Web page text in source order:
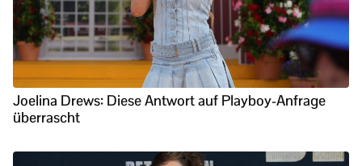
Joelina Drews: Diese Antwort auf Playboy-Anfrage
überrascht